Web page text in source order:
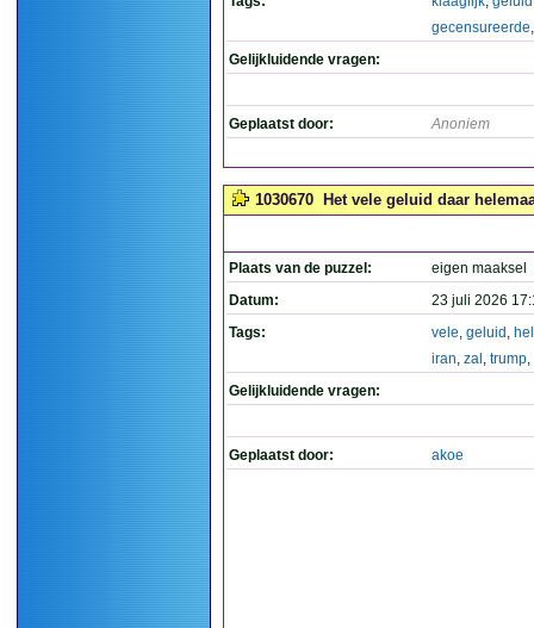
gecensureerde
Gelijkluidende vragen:
Geplaatst door: Anoniem
1030670 Het vele geluid daar
Plaats van de puzzel:
eigen maaksel
Datum:
23 juli 2026
Tags:
vele, geluid ,
iran, zal , trump,
Gelijkluidende vragen:
Geplaatst door: akoe